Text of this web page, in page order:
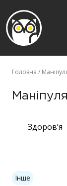
Головна /
Здоров’я
Інше